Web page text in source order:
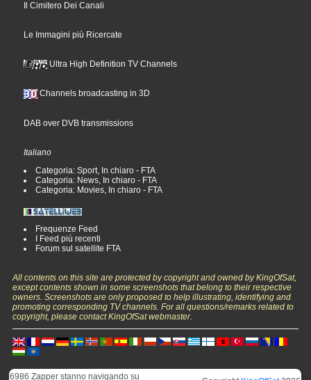
Il Cimitero Dei Canali
Le Immagini più Ricercate
Ultra High Definition TV Channels
Channels broadcasting in 3D
DAB over DVB transmissions
Italiano
Categoria: Sport, In chiaro - FTA
Categoria: News, In chiaro - FTA
Categoria: Movies, In chiaro - FTA
Frequenze Feed
I Feed più recenti
Forum sul satellite FTA
All contents on this site are protected by copyright and owned by KingOfSat,
except contents shown in some screenshots that belong to their respective
owners. Screenshots are only proposed to help illustrating, identifying and
promoting corresponding TV channels. For all questions/remarks related to
copyright, please contact KingOfSat webmaster.
6986 Zapper stanno navigando su